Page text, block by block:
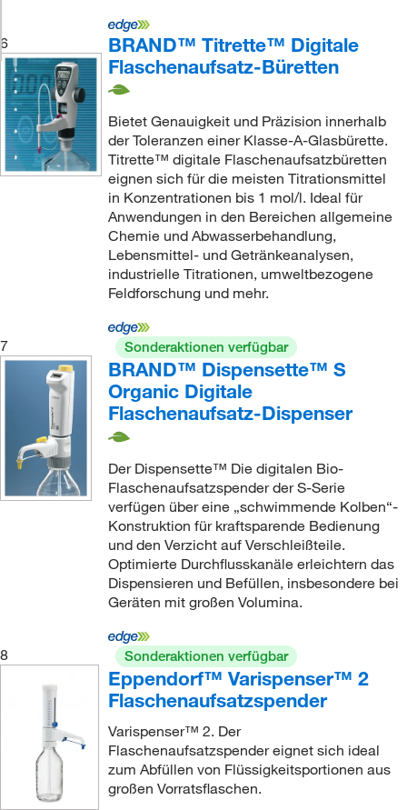
6
BRAND™ Titrette™ Digitale
Flaschenaufsatz-Büretten
Bietet Genauigkeit und Präzision innerhalb
der Toleranzen einer Klasse-A-Glasbürette.
Titrette™ digitale Flaschenaufsatzbüretten
eignen sich für die meisten Titrationsmittel
in Konzentrationen bis 1 mol/l. Ideal für
Anwendungen in den Bereichen allgemeine
Chemie und Abwasserbehandlung,
Lebensmittel- und Getränkeanalysen,
industrielle Titrationen, umweltbezogene
Feldforschung und mehr.
7 Sonderaktionen verfügbar
BRAND™ Dispensette™ S
Organic Digitale
Flaschenaufsatz-Dispenser
Der Dispensette™ Die digitalen Bio-
Flaschenaufsatzspender der S-Serie
verfügen über eine „schwimmende Kolben“-
Konstruktion für kraftsparende Bedienung
und den Verzicht auf Verschleißteile.
Optimierte Durchflusskanäle erleichtern das
Dispensieren und Befüllen, insbesondere bei
Geräten mit großen Volumina.
8 Sonderaktionen verfügbar
Eppendorf™ Varispenser™ 2
Flaschenaufsatzspender
Varispenser™ 2. Der
Flaschenaufsatzspender eignet sich ideal
zum Abfüllen von Flüssigkeitsportionen aus
großen Vorratsflaschen.